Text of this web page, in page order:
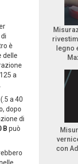
è
delle
a
a 40
dopo
di
B può
legno
con